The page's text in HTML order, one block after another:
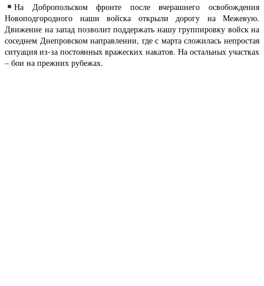
На Добропольском фронте после вчерашнего освобождения
Новоподгородного наши войска открыли дорогу на Межевую.
Движение на запад позволит поддержать нашу группировку войск на
соседнем Днепровском направлении, где с марта сложилась непростая
ситуация из-за постоянных вражеских накатов. На остальных участках
– бои на прежних рубежах.